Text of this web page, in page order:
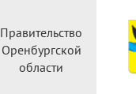
Правительство
Оренбургской
области